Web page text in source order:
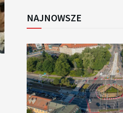
NAJNOWSZE